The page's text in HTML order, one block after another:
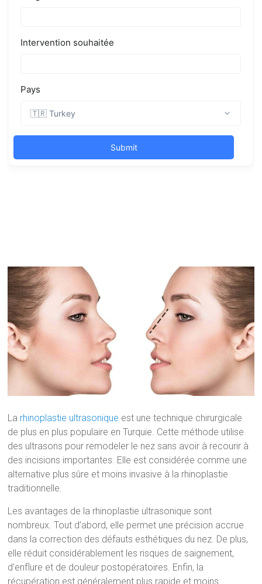
La rhinoplastie ultrasonique est une technique chirurgicale
de plus en plus populaire en Turquie. Cette méthode utilise
des ultrasons pour remodeler le nez sans avoir à recourir à
des incisions importantes. Elle est considérée comme une
alternative plus sûre et moins invasive à la rhinoplastie
traditionnelle.
Les avantages de la rhinoplastie ultrasonique sont
nombreux. Tout d’abord, elle permet une précision accrue
dans la correction des défauts esthétiques du nez. De plus,
elle réduit considérablement les risques de saignement,
d’enflure et de douleur postopératoires. Enfin, la
récupération est généralement plus rapide et moins